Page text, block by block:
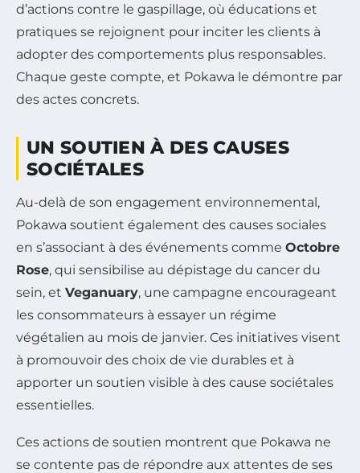
d’actions contre le gaspillage, où éducations et
pratiques se rejoignent pour inciter les clients à
adopter des comportements plus responsables.
Chaque geste compte, et Pokawa le démontre par
des actes concrets.
UN SOUTIEN À DES CAUSES
SOCIÉTALES
Au-delà de son engagement environnemental,
Pokawa soutient également des causes sociales
en s’associant à des événements comme Octobre
Rose, qui sensibilise au dépistage du cancer du
sein, et Veganuary, une campagne encourageant
les consommateurs à essayer un régime
végétalien au mois de janvier. Ces initiatives visent
à promouvoir des choix de vie durables et à
apporter un soutien visible à des cause sociétales
essentielles.
Ces actions de soutien montrent que Pokawa ne
se contente pas de répondre aux attentes de ses